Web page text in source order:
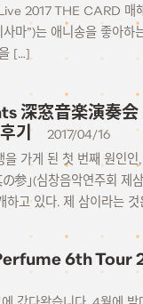
2017 THE CARD 매
”)는 애니송을 좋아하
[…]
深窓音楽演奏
기
2017/04/16
가게 된 첫 번째 원인
」(심창음악연주회 제
하고 있다. 제 삼이라는
6th Tour